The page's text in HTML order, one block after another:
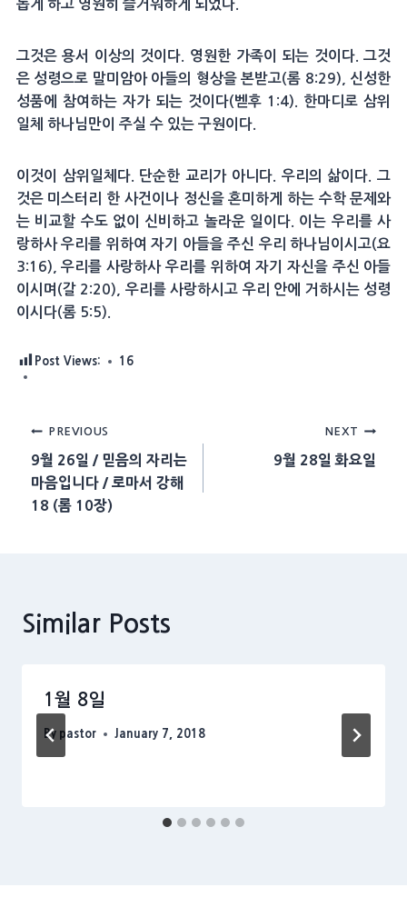
롭게 하고 영원히 즐거워하게 되었다.
그것은 용서 이상의 것이다. 영원한 가족이 되는 것이다. 그것
은 성령으로 말미암아 아들의 형상을 본받고(롬 8:29), 신성한
성품에 참여하는 자가 되는 것이다(벧후 1:4). 한마디로 삼위
일체 하나님만이 주실 수 있는 구원이다.
이것이 삼위일체다. 단순한 교리가 아니다. 우리의 삶이다. 그
것은 미스터리 한 사건이나 정신을 혼미하게 하는 수학 문제와
는 비교할 수도 없이 신비하고 놀라운 일이다. 이는 우리를 사
랑하사 우리를 위하여 자기 아들을 주신 우리 하나님이시고(요
3:16), 우리를 사랑하사 우리를 위하여 자기 자신을 주신 아들
이시며(갈 2:20), 우리를 사랑하시고 우리 안에 거하시는 성령
이시다(롬 5:5).
Post Views: 16
Post
navigation
PREVIOUS
9월 26일 / 믿음의 자리는
마음입니다 / 로마서 강해
18 (롬 10장)
NEXT
9월 28일 화요일
Similar Posts
1월 8일
By pastor January 7, 2018